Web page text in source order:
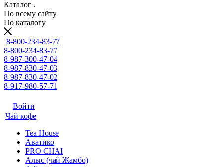
Каталог
По всему сайту
По каталогу
8-800-234-83-77
8-800-234-83-77
8-987-300-47-04
8-987-830-47-03
8-987-830-47-02
8-917-980-57-71
Войти
Чай кофе
Tea House
Аватико
PRO CHAI
Алыс (чай Жамбо)